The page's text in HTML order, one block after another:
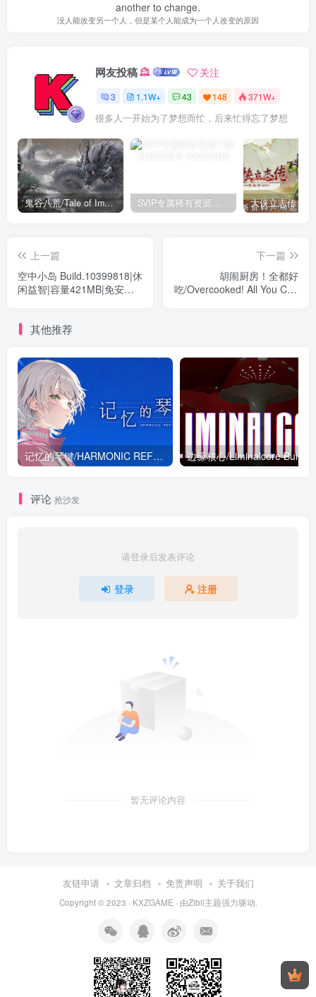
another to change.
没人能改变另一个人，但是某个人能成为一个人改变的原因
网友投稿 关注
3 1.1W+ 43 148 371W+
很多人一开始为了梦想而忙，后来忙得忘了梦想
鬼谷八荒/Tale of Immortal v1.2.105.259|角色扮演|容量27.4GB|免安装绿色中文版 SVIP专属稀有资源下载 – 持续更新中
上一篇
空中小岛 Build.10399818|休
闲益智|容量421MB|免安装
下一篇
胡闹厨房！全都好
吃/Overcooked! All You Can
其他推荐
记忆的琴键/HARMONIC REFLECTIONS Build.19275062|动作冒险|容量3.9G|免安装绿色中文版
评论 抢沙发
请登录后发表评论
登录 注册
暂无评论内容
友链申请 文章归档 免责声明 关于我们
Copyright © 2023 · KXZGAME · 由Zibll主题强力驱动.